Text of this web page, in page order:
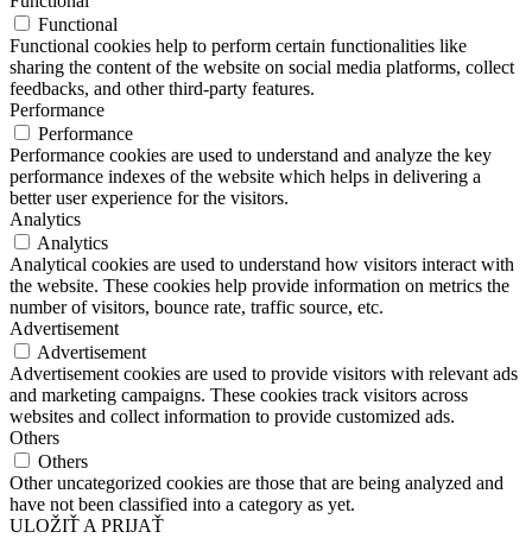
Functional
Functional cookies help to perform certain functionalities like
sharing the content of the website on social media platforms, collect
feedbacks, and other third-party features.
Performance
Performance
Performance cookies are used to understand and analyze the key
performance indexes of the website which helps in delivering a
better user experience for the visitors.
Analytics
Analytics
Analytical cookies are used to understand how visitors interact with
the website. These cookies help provide information on metrics the
number of visitors, bounce rate, traffic source, etc.
Advertisement
Advertisement
Advertisement cookies are used to provide visitors with relevant ads
and marketing campaigns. These cookies track visitors across
websites and collect information to provide customized ads.
Others
Others
Other uncategorized cookies are those that are being analyzed and
have not been classified into a category as yet.
ULOŽIŤ A PRIJAŤ